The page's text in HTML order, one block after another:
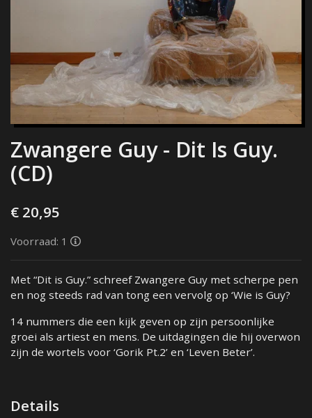
Zwangere Guy - Dit Is Guy.
(CD)
€ 20,95
Voorraad: 1
Met “Dit is Guy.” schreef Zwangere Guy met scherpe pen
en nog steeds rad van tong een vervolg op ‘Wie is Guy?
14 nummers die een kijk geven op zijn persoonlijke
groei als artiest en mens. De uitdagingen die hij overwon
zijn de wortels voor ‘Gorik Pt.2’ en ‘Leven Beter’.
Details